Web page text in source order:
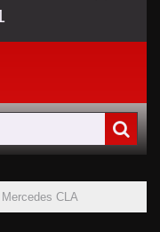
Mercedes CLA